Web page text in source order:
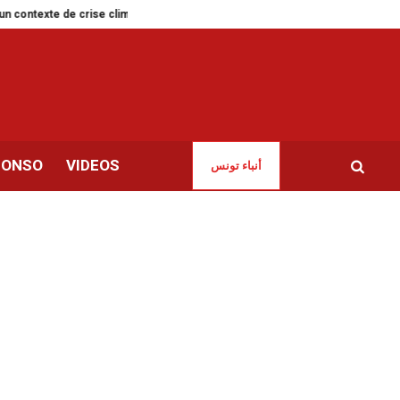
de crise climatique Tunisie | Liste des nouveaux dirigeants de l’UGTT
VIDEOS أنباء تونس